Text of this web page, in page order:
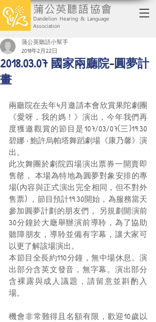
蒲公英聽語協會
Dandelion Hearing & Language
Association
2018.03.07 國家兩廳院-圓夢計
畫
蒲公英聽語小幫手
2018年2月22日
兩廳院在去年4月邀請本會欣賞果陀劇團
《愛呀，我的媽！》演出，今年我們再
度獲邀觀賞的節目是107/03/07(三)19:30
碧娜 ‧ 鮑許烏帕塔舞蹈劇場《康乃馨》演
出。
此次舞團於劇院四場演出票券一開賣即
售罄， 本場為特地為圓夢對象安排的專
場(內容與正式演出完全相同，但不對外
售票) ，節目預計19:30開始，為服務當天
參加圓夢計劃的朋友們， 另規劃開演前
30分鐘於大廰舉辦演前導聆，為了協助
聽障朋友，導聆並備有字幕，讓大家可
以更了解該場演出。
本節目全長約110分鐘，無中場休息。演
出部分含英文發音，無字幕。演出部分
含裸露與成人議題，請留意並斟酌入
場。
機會非常難得且名額有限，歡迎10歲以